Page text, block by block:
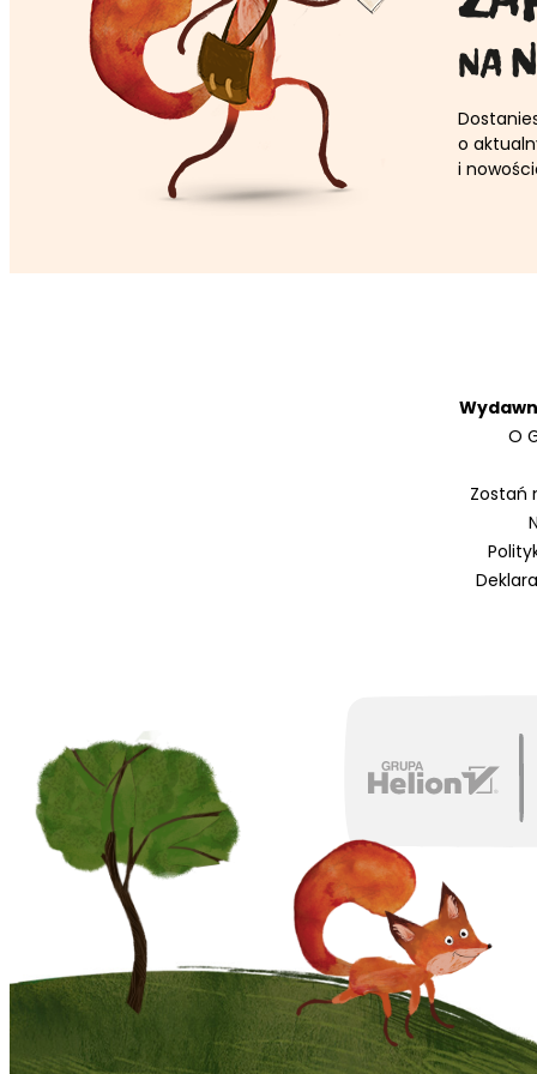
NA
o
i
O
Zostań